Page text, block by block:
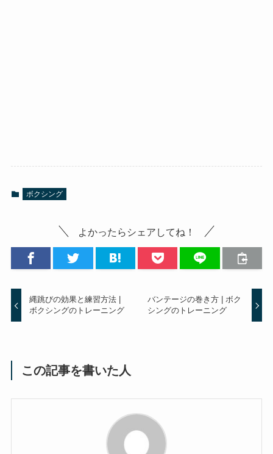
ボクシング
よかったらシェアしてね！
縄跳びの効果と練習方法 |
ボクシングのトレーニング
バンテージの巻き方 | ボク
シングのトレーニング
この記事を書いた人